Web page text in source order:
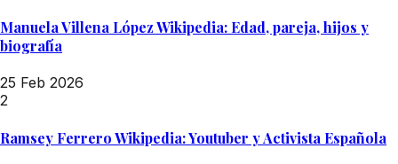
Manuela Villena López Wikipedia: Edad, pareja, hijos y
biografía
25 Feb 2026
2
Ramsey Ferrero Wikipedia: Youtuber y Activista Española